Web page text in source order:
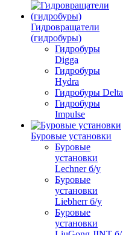
Гидровращатели
(гидробуры)
Гидробуры
Digga
Гидробуры
Hydra
Гидробуры Delta
Гидробуры
Impulse
Буровые установки
Буровые
установки
Lechner б/у
Буровые
установки
Liebherr б/у
Буровые
установки